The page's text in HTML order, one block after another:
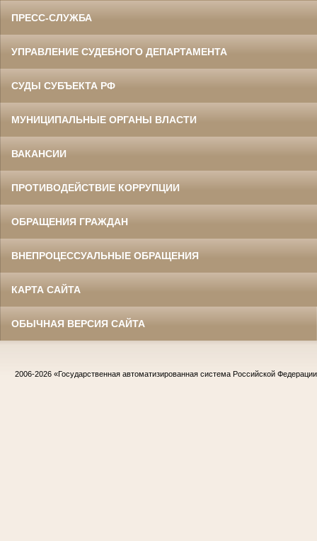
ПРЕСС-СЛУЖБА
УПРАВЛЕНИЕ СУДЕБНОГО ДЕПАРТАМЕНТА
СУДЫ СУБЪЕКТА РФ
МУНИЦИПАЛЬНЫЕ ОРГАНЫ ВЛАСТИ
ВАКАНСИИ
ПРОТИВОДЕЙСТВИЕ КОРРУПЦИИ
ОБРАЩЕНИЯ ГРАЖДАН
ВНЕПРОЦЕССУАЛЬНЫЕ ОБРАЩЕНИЯ
КАРТА САЙТА
ОБЫЧНАЯ ВЕРСИЯ САЙТА
2006-2026 «Государственная автоматизированная система Российской